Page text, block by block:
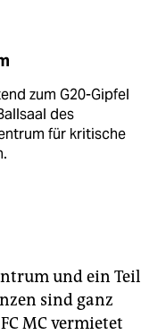
zum G20-Gipfel
des
für kritische
Interviews zu
soll es geben,
und ein Teil
sind ganz
MC vermietet